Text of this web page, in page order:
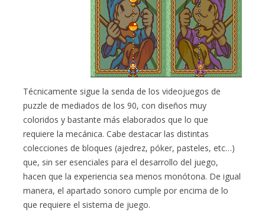
Técnicamente sigue la senda de los videojuegos de
puzzle de mediados de los 90, con diseños muy
coloridos y bastante más elaborados que lo que
requiere la mecánica. Cabe destacar las distintas
colecciones de bloques (ajedrez, póker, pasteles, etc…)
que, sin ser esenciales para el desarrollo del juego,
hacen que la experiencia sea menos monótona. De igual
manera, el apartado sonoro cumple por encima de lo
que requiere el sistema de juego.